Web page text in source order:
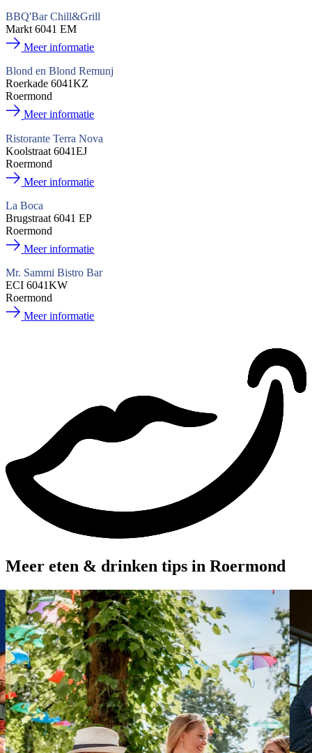
BBQ'Bar Chill&Grill
Markt 6041 EM
Meer informatie
Blond en Blond Remunj
Roerkade 6041KZ
Roermond
Meer informatie
Ristorante Terra Nova
Koolstraat 6041EJ
Roermond
Meer informatie
La Boca
Brugstraat 6041 EP
Roermond
Meer informatie
Mr. Sammi Bistro Bar
ECI 6041KW
Roermond
Meer informatie
Meer eten & drinken tips in Roermond